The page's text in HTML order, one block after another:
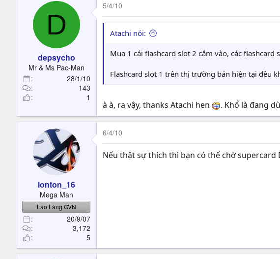
D
depsycho
Mr & Ms Pac-Man
28/1/10
143
1
5/4/10
Atachi nói:
Mua 1 cái flashcard slot 2 cắm vào, các
Flashcard slot 1 trên thị trường bán hiện tại đều
à à, ra vậy, thanks Atachi hen . Khổ là đang
lonton_16
Mega Man
Lão Làng GVN
20/9/07
3,172
5
6/4/10
Nếu thật sự thích thì bạn có thể chờ supercard